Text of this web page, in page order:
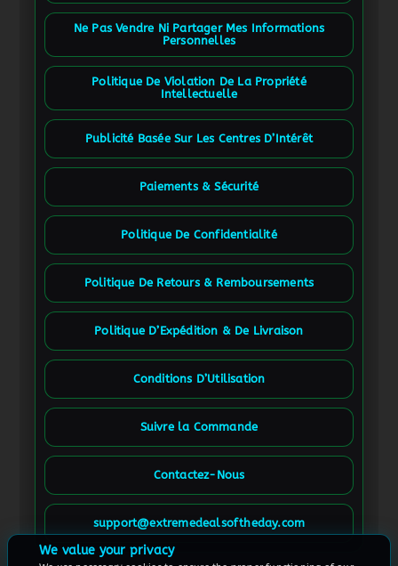
We value your privacy
Ne Pas Vendre Ni Partager Mes Informations
Personnelles
Politique De Violation De La Propriété
Intellectuelle
Publicité Basée Sur Les Centres D’Intérêt
Paiements & Sécurité
Politique De Confidentialité
Politique De Retours & Remboursements
Politique D’Expédition & De Livraison
Conditions D’Utilisation
Suivre la Commande
Contactez-Nous
support@extremedealsoftheday.com
German
French (Canada)
Spanish